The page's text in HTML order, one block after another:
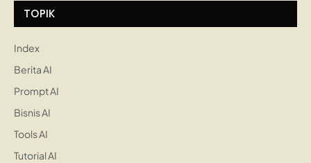
TOPIK
Index
Berita AI
Prompt AI
Bisnis AI
Tools AI
Tutorial AI